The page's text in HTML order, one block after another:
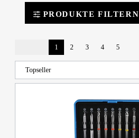
PRODUKTE FILTERN
1 2 3 4 5